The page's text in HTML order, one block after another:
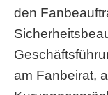
den
am Fanbeirat,